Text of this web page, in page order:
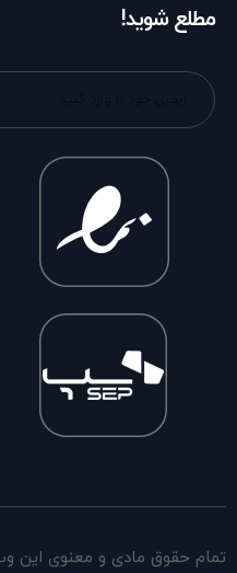
مطلع شوید!
تمام حقوق مادی و معنوی